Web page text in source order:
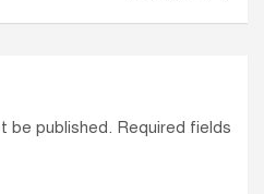
be published. Required fields